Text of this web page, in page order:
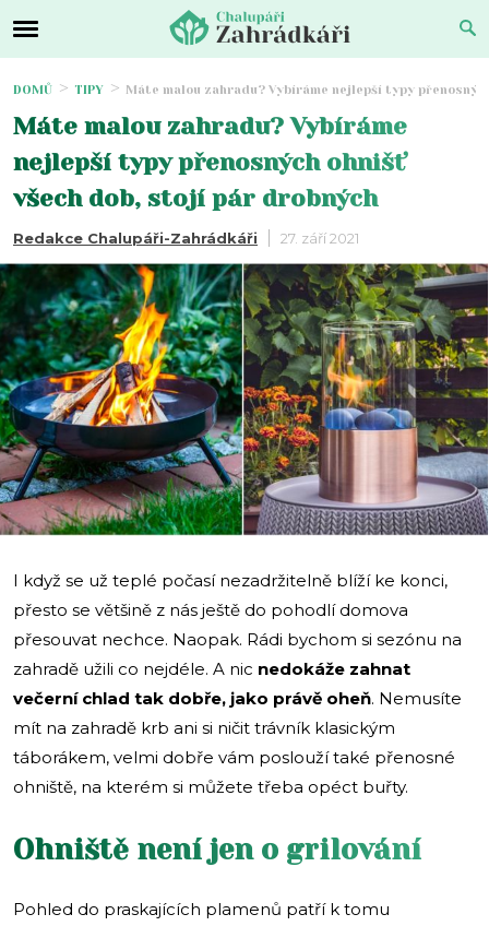
DOMŮ TIPY Máte malou zahradu? Vybíráme nejlepší typy
Máte malou zahradu? Vybíráme
nejlepší typy přenosných ohnišť
všech dob, stojí pár drobných
Redakce Chalupáři-Zahrádkáři 27. září 2021
I když se už teplé počasí nezadržitelně blíží ke konci,
přesto se většině z nás ještě do pohodlí domova
přesouvat nechce. Naopak. Rádi bychom si sezónu na
zahradě užili co nejdéle. A nic nedokáže zahnat
večerní chlad tak dobře, jako právě oheň. Nemusíte
mít na zahradě krb ani si ničit trávník klasickým
táborákem, velmi dobře vám poslouží také přenosné
ohniště, na kterém si můžete třeba opéct buřty.
Ohniště není jen o grilování
Pohled do praskajících plamenů patří k tomu